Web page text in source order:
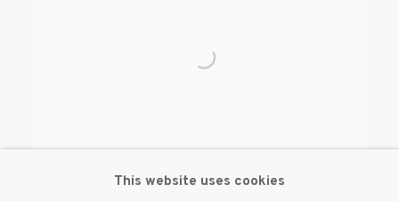
This website uses cookies